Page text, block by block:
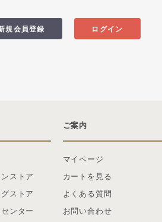
ログイン
規会員登録
ストア
ストア
ンター
ご案内
マイページ
カートを見る
よくある質問
お問い合わせ